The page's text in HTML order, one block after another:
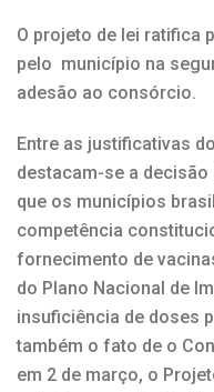
O projeto de lei ratifica
pelo município na
adesão ao consórcio.
Entre as justificativas
destacam-se a decisão
que os municípios
competência
fornecimento de
do Plano Nacional de
insuficiência de doses
também o fato de o
em 2 de março, o